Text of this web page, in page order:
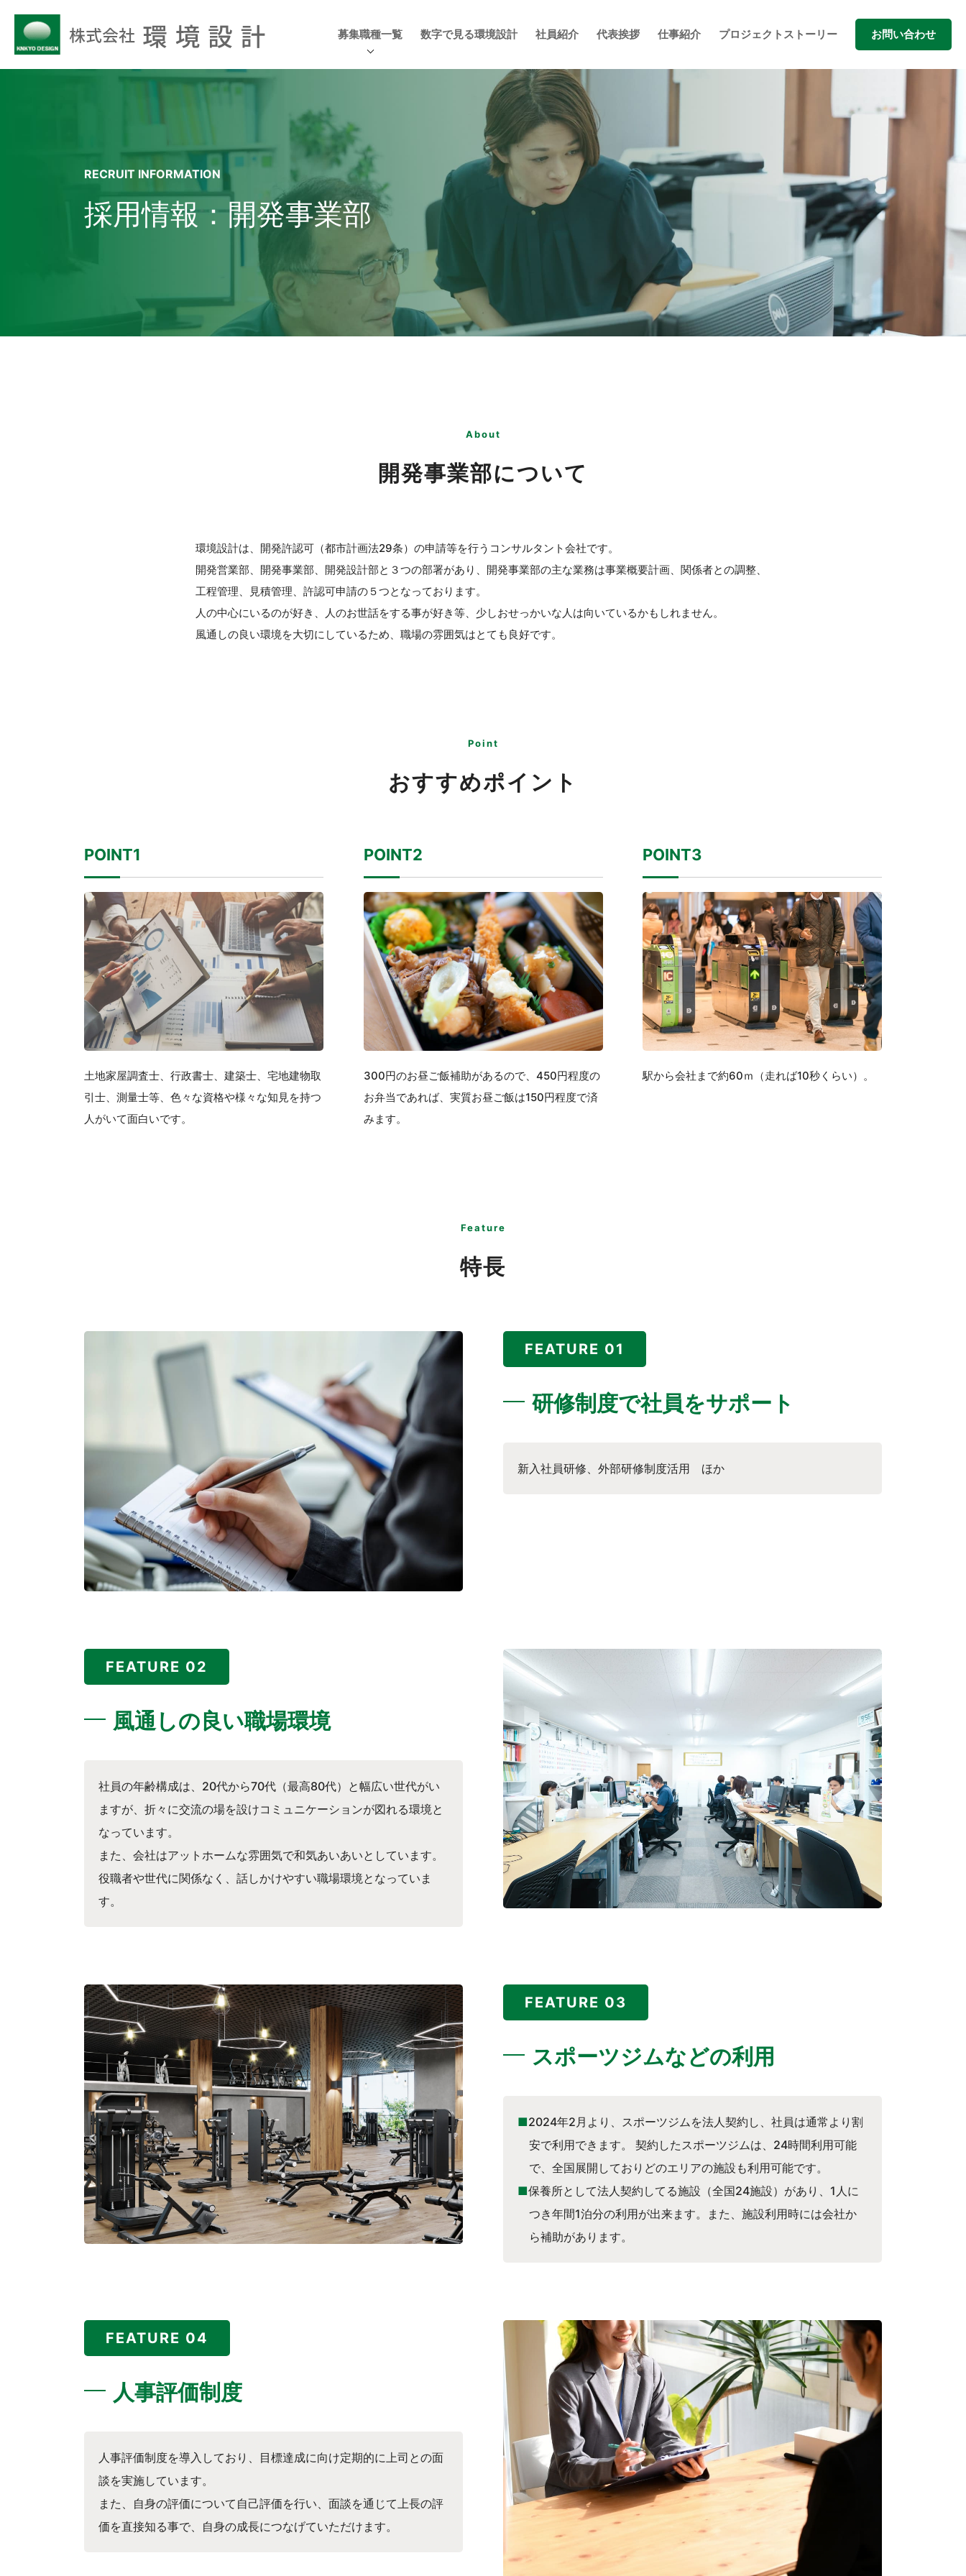
募集職種一覧 数字で見る環境設計 社員紹介 代表挨拶 仕事紹介 プロジェクトストーリー お問い合わせ
RECRUIT INFORMATION
採用情報：開発事業部
About
開発事業部について
環境設計は、開発許認可（都市計画法29条）の申請等を行うコンサルタント会社です。
開発営業部、開発事業部、開発設計部と３つの部署があり、開発事業部の主な業務は事業概要計画、関係者との調整、
工程管理、見積管理、許認可申請の５つとなっております。
人の中心にいるのが好き、人のお世話をする事が好き等、少しおせっかいな人は向いているかもしれません。
風通しの良い環境を大切にしているため、職場の雰囲気はとても良好です。
Point
おすすめポイント
POINT1
土地家屋調査士、行政書士、建築士、宅地建物取
引士、測量士等、色々な資格や様々な知見を持つ
人がいて面白いです。
POINT2
300円のお昼ご飯補助があるので、450円程度の
お弁当であれば、実質お昼ご飯は150円程度で済
みます。
POINT3
駅から会社まで約60ｍ（走れば10秒くらい）。
Feature
特長
FEATURE 01
研修制度で社員をサポート
新入社員研修、外部研修制度活用 ほか
FEATURE 02
風通しの良い職場環境
社員の年齢構成は、20代から70代（最高80代）と幅広い世代がい
ますが、折々に交流の場を設けコミュニケーションが図れる環境と
なっています。
また、会社はアットホームな雰囲気で和気あいあいとしています。
役職者や世代に関係なく、話しかけやすい職場環境となっていま
す。
FEATURE 03
スポーツジムなどの利用
■2024年2月より、スポーツジムを法人契約し、社員は通常より割
安で利用できます。 契約したスポーツジムは、24時間利用可能
で、全国展開しておりどのエリアの施設も利用可能です。
■保養所として法人契約してる施設（全国24施設）があり、1人に
つき年間1泊分の利用が出来ます。また、施設利用時には会社か
ら補助があります。
FEATURE 04
人事評価制度
人事評価制度を導入しており、目標達成に向け定期的に上司との面
談を実施しています。
また、自身の評価について自己評価を行い、面談を通じて上長の評
価を直接知る事で、自身の成長につなげていただけます。